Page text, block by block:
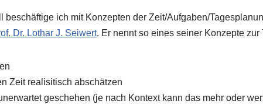
beschäftige ich mit Konzepten der Zeit/Aufgaben/
Dr. Lothar J. Seiwert. Er nennt so eines seiner Konzepte zur
Zeit realisitisch abschätzen
geschehen (je nach Kontext kann das mehr oder